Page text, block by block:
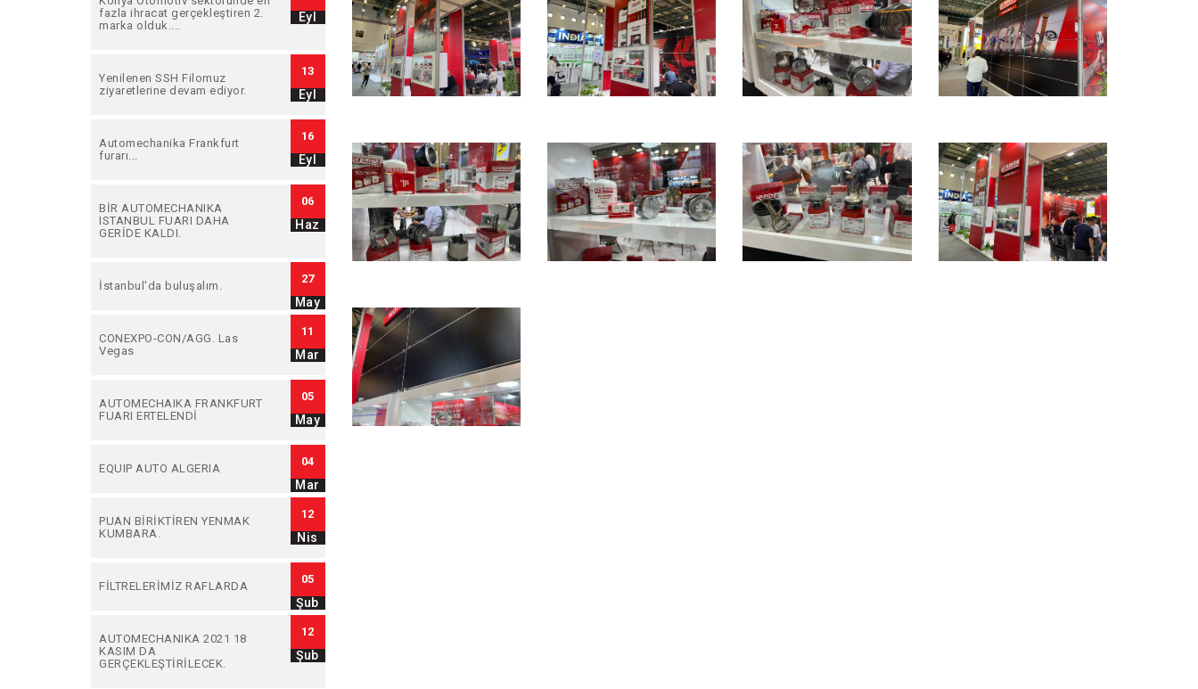
fazla ihracat gerçekleştiren 2.
marka olduk....
Eyl
Yenilenen SSH Filomuz
ziyaretlerine devam ediyor.
13
Eyl
Automechanika Frankfurt
furarı...
16
Eyl
BİR AUTOMECHANIKA
ISTANBUL FUARI DAHA
GERİDE KALDI.
06
Haz
İstanbul'da buluşalım.
27
May
CONEXPO-CON/AGG. Las
Vegas
11
Mar
AUTOMECHAIKA FRANKFURT
FUARI ERTELENDİ
05
May
EQUIP AUTO ALGERIA
04
Mar
PUAN BİRİKTİREN YENMAK
KUMBARA.
12
Nis
FİLTRELERİMİZ RAFLARDA
05
Şub
AUTOMECHANIKA 2021 18
KASIM DA
GERÇEKLEŞTİRİLECEK.
12
Şub